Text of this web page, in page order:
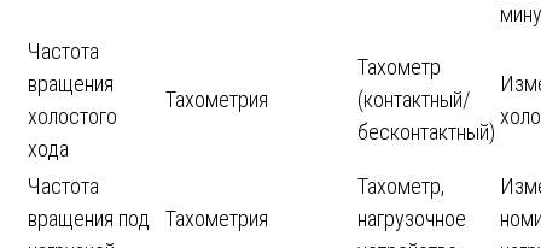
Частота
вращения
холостого
хода
Тахометрия
Тахометр
(контактный/
бесконтактный)
Частота
вращения под
Тахометрия
Тахометр,
нагрузочное